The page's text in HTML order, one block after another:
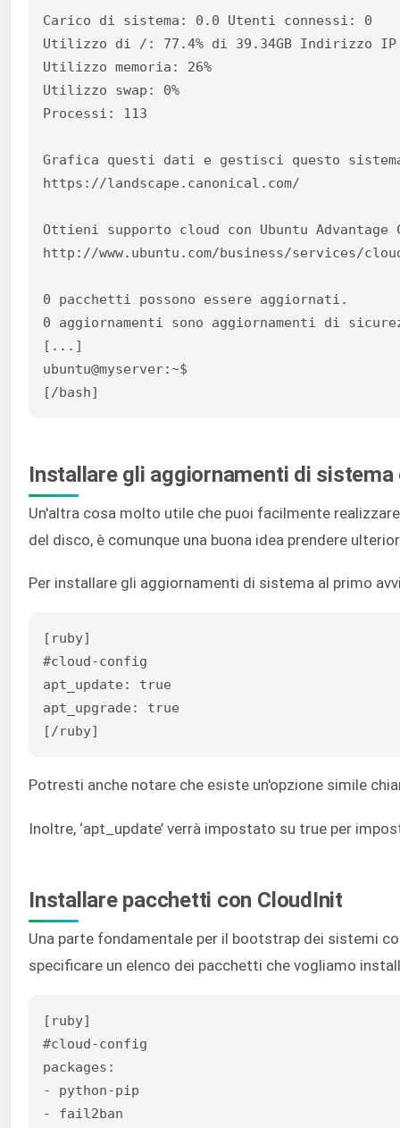
Carico di sistema: 0.0 Utenti connessi: 0
Utilizzo di /: 77.4% di 39.34GB Indirizzo IP
Utilizzo memoria: 26%
Utilizzo swap: 0%
Processi: 113
Grafica questi dati e gestisci questo
https://landscape.canonical.com/
Ottieni supporto cloud con Ubuntu Advantage
http://www.ubuntu.com/business/services/
0 pacchetti possono essere aggiornati.
0 aggiornamenti sono aggiornamenti di
[...]
ubuntu@myserver:~$
[/bash]
Installare gli aggiornamenti di sistema
Un'altra cosa molto utile che puoi facilmente
del disco, è comunque una buona idea prendere
Per installare gli aggiornamenti di sistema al primo
[ruby]
#cloud-config
apt_update: true
apt_upgrade: true
[/ruby]
Potresti anche notare che esiste un'opzione simile
Inoltre, ‘apt_update’ verrà impostato su true per
Installare pacchetti con CloudInit
Una parte fondamentale per il bootstrap dei sistemi
specificare un elenco dei pacchetti che vogliamo
[ruby]
#cloud-config
packages:
- python-pip
- fail2ban